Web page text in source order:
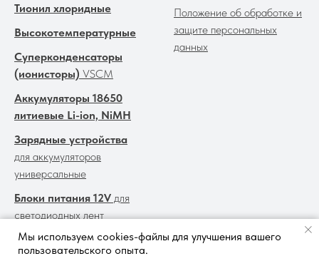
Тионил хлоридные
Высокотемпературные
Суперконденсаторы
(ионисторы) VSCM
Аккумуляторы 18650
литиевые Li-ion, NiMH
Зарядные устройства
для аккумуляторов
универсальные
Блоки питания 12V для
светодиодных лент
Прайс-лист для оптовых
Положение об обработке и
защите персональных
данных
Мы используем cookies-файлы для улучшения вашего
пользовательского опыта.